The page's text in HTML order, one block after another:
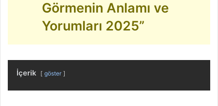
Görmenin Anlamı ve
Yorumları 2025”
İçerik göster